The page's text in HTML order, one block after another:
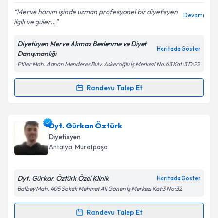
Kişisel verilerimin işlenmesine ilişkin
Aydınlatma
Metni
kapsamda işlenmesini kabul ediyorum.
Takvim Talebini Gönder
Merve hanım işinde uzman profesyonel bir diyetisyen
ilgili ve güler...
Devamı
Diyetisyen Merve Akmaz Beslenme ve Diyet
Danışmanlığı
Haritada Göster
Etiler Mah. Adnan Menderes Bulv. Askeroğlu İş Merkezi No:63 Kat :3 D:22
Randevu Talep Et
Randevu Takvimi Talebi
Dyt. Merve Akmaz için randevu takvimi talebi
oluşturun. Size bu uzmandan randevu almanız için bir
takvim hazırlandığında e-posta ile bilgilendireceğiz.
Kişisel verilerimin işlenmesine ilişkin
Dyt. Gürkan Öztürk
Diyetisyen
Antalya, Muratpaşa
Dyt. Gürkan Öztürk Özel Klinik Haritada Göster
Balbey Mah. 405 Sokak Mehmet Ali Gönen İş Merkezi Kat:3 No:32
Randevu Talep Et